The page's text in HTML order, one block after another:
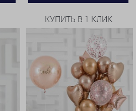
КУПИТЬ В 1 КЛИК